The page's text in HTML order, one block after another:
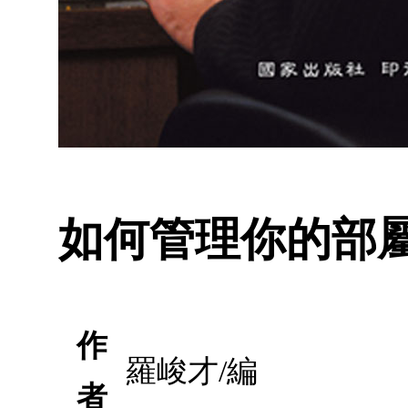
如何管理你的部
作
者
羅峻才/編